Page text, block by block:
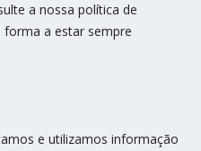
a nossa política de
forma a estar sempre
e utilizamos informação